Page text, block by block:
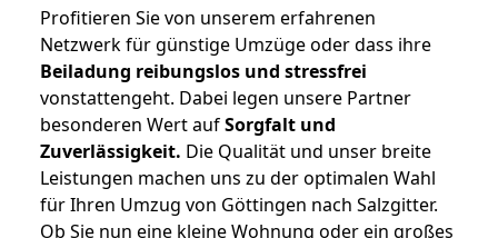
Profitieren Sie von unserem erfahrenen
Netzwerk für günstige Umzüge oder dass ihre
Beiladung reibungslos und stressfrei
vonstattengeht. Dabei legen unsere Partner
besonderen Wert aufSorgfalt und
Zuverlässigkeit. Die Qualität und unser breite
Leistungen machen uns zu der optimalen Wahl
für Ihren Umzug von Göttingen nach Salzgitter.
Ob Sie nun eine kleine Wohnung oder ein großes